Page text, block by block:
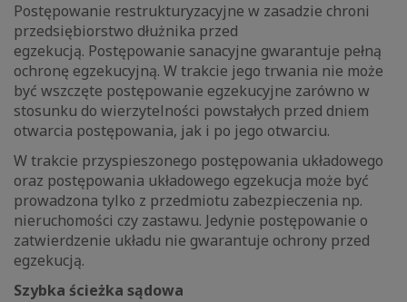
Postępowanie restrukturyzacyjne w zasadzie chroni
przedsiębiorstwo dłużnika przed
egzekucją. Postępowanie sanacyjne gwarantuje pełną
ochronę egzekucyjną. W trakcie jego trwania nie może
być wszczęte postępowanie egzekucyjne zarówno w
stosunku do wierzytelności powstałych przed dniem
otwarcia postępowania, jak i po jego otwarciu.
W trakcie przyspieszonego postępowania układowego
oraz postępowania układowego egzekucja może być
prowadzona tylko z przedmiotu zabezpieczenia np.
nieruchomości czy zastawu. Jedynie postępowanie o
zatwierdzenie układu nie gwarantuje ochrony przed
egzekucją.
Szybka ścieżka sądowa